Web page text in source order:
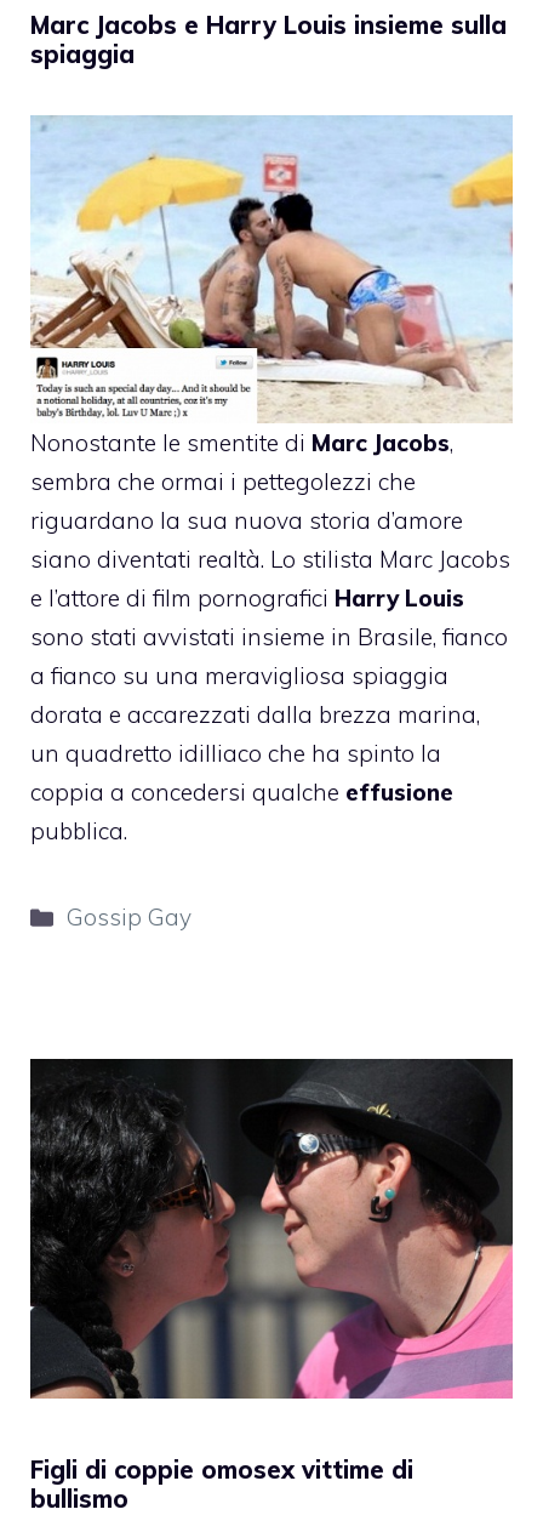
Marc Jacobs e Harry Louis insieme sulla
spiaggia
Nonostante le smentite di Marc Jacobs,
sembra che ormai i pettegolezzi che
riguardano la sua nuova storia d’amore
siano diventati realtà. Lo stilista Marc Jacobs
e l’attore di film pornografici Harry Louis
sono stati avvistati insieme in Brasile, fianco
a fianco su una meravigliosa spiaggia
dorata e accarezzati dalla brezza marina,
un quadretto idilliaco che ha spinto la
coppia a concedersi qualche effusione
pubblica.
Categorie
Gossip Gay
Figli di coppie omosex vittime di
bullismo